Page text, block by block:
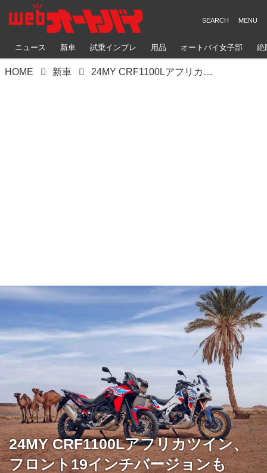
ニュース 新車 試乗インプレ 用品 オートバイ女子部 絶
HOME 新車 24MY CRF1100Lアフリカツイン、フロント19インチバージョンも
24MY CRF1100Lアフリカツイン、
フロント19インチバージョンも